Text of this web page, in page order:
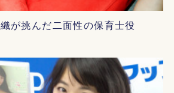
が挑んだ二面性の保育士役